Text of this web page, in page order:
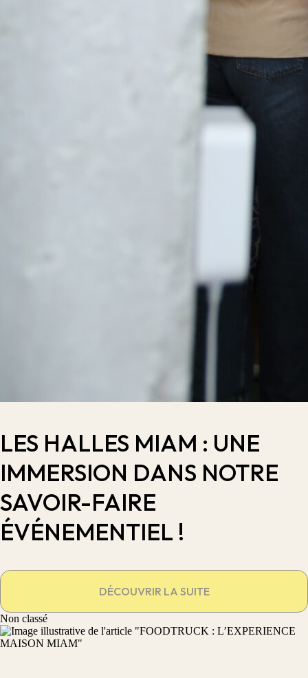
LES HALLES MIAM : UNE
IMMERSION DANS NOTRE
SAVOIR-FAIRE
ÉVÉNEMENTIEL !
DÉCOUVRIR LA SUITE
Non classé